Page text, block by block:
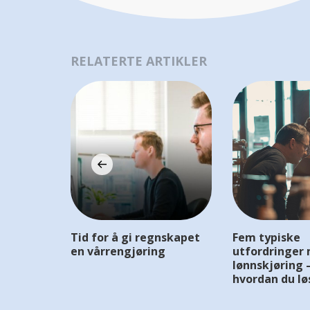
RELATERTE ARTIKLER
Tid for å gi regnskapet
en vårrengjøring
Fem typiske
utfordringer
lønnskjøring
hvordan du